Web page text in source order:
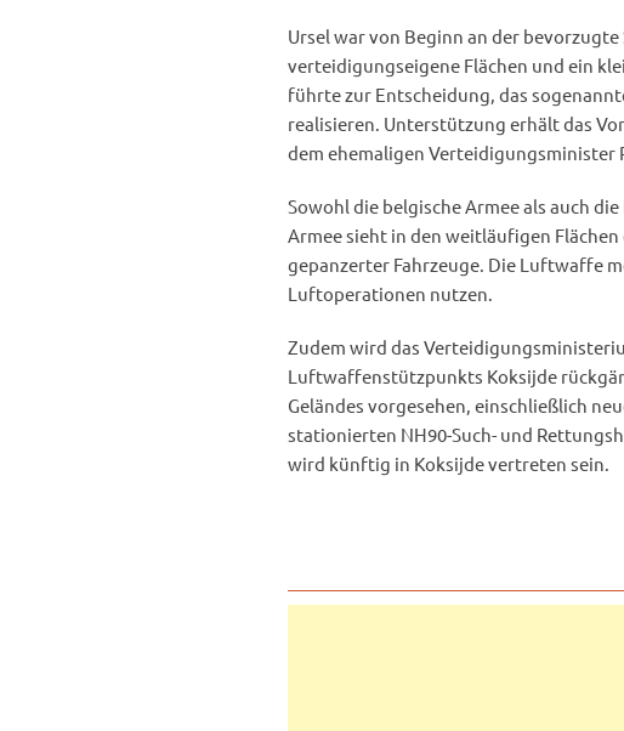
Ursel war von Beginn an der
verteidigungseigene Flächen und ein
führte zur Entscheidung, das
realisieren. Unterstützung erhält das
dem ehemaligen Verteidigungsminister
Sowohl die belgische Armee als auch
Armee sieht in den weitläufigen
gepanzerter Fahrzeuge. Die Luftwaffe
Luftoperationen nutzen.
Zudem wird das
Luftwaffenstützpunkts Koksijde
Geländes vorgesehen, einschließlich
stationierten NH90-Such- und
wird künftig in Koksijde vertreten sein.